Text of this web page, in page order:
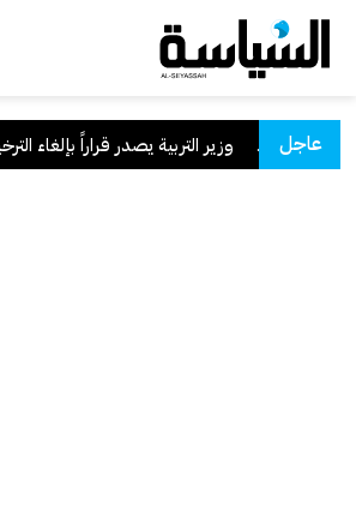
عاجل
. وزير التربية يصدر قراراً بإلغاء